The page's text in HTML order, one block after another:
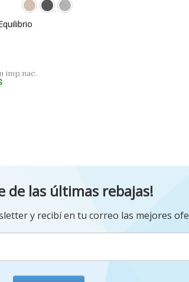
imp.nac.
de las últimas rebajas!
y recibí en tu correo las mejores